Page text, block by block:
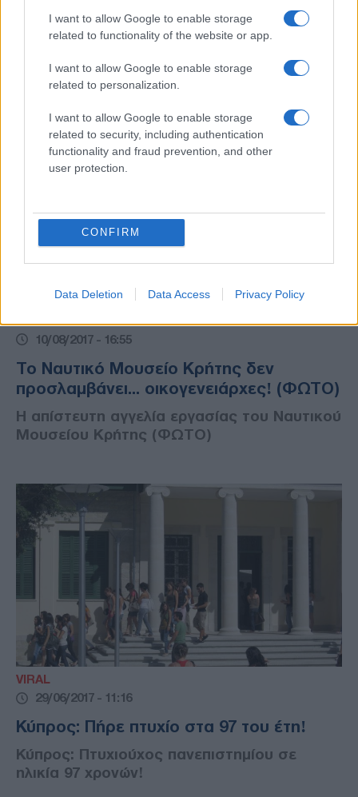
I want to allow Google to enable storage
related to functionality of the website or app.
I want to allow Google to enable storage
related to personalization.
I want to allow Google to enable storage
related to security, including authentication
functionality and fraud prevention, and other
user protection.
CONFIRM
Data Deletion Data Access Privacy Policy
Η Όλγα Πηλιάκη πήρε πτυχίο – Στην
ορκωμοσία ο Χανταμπάκης
Στην ορκωμοσία της Όλγας Πηλιάκη ο
Στέλιος Χανταμάκης
ΕΛΛΑΔΑ
10/08/2017 - 16:55
Το Ναυτικό Μουσείο Κρήτης δεν
προσλαμβάνει... οικογενειάρχες! (ΦΩΤΟ)
Η απίστευτη αγγελία εργασίας του Ναυτικού
Μουσείου Κρήτης (ΦΩΤΟ)
VIRAL
29/06/2017 - 11:16
Κύπρος: Πήρε πτυχίο στα 97 του έτη!
Κύπρος: Πτυχιούχος πανεπιστημίου σε
ηλικία 97 χρονών!